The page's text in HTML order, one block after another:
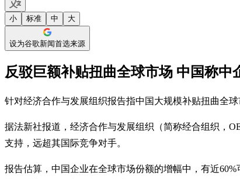
小 标准 中 大
设为谷歌新闻首选来源
反驳巨额补贴扭曲全球市场 中国称中
针对经济合作与发展组织报告指中国大规模补贴扭曲全
据法新社报道，经济合作与发展组织（简称经合组织，
支持，远超其国际竞争对手。
报告估算，中国企业在全球市场份额的增幅中，有近